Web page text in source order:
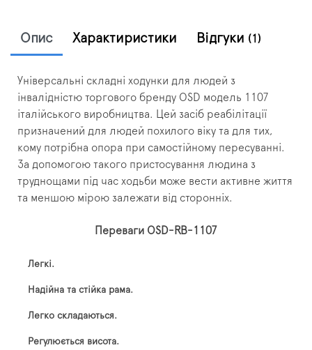
Опис Характиристики Відгуки (1)
Універсальні складні ходунки для людей з
інвалідністю торгового бренду OSD модель 1107
італійського виробництва. Цей засіб реабілітації
призначений для людей похилого віку та для тих,
кому потрібна опора при самостійному пересуванні.
За допомогою такого пристосування людина з
труднощами під час ходьби може вести активне життя
та меншою мірою залежати від сторонніх.
Переваги OSD-RB-1107
Легкі.
Надійна та стійка рама.
Легко складаються.
Регулюється висота.